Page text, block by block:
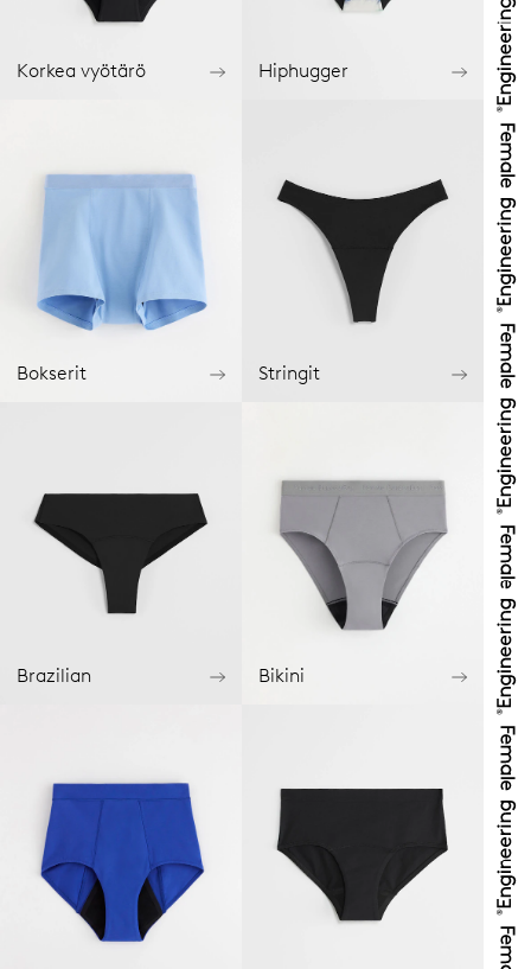
Korkea vyötärö Hiphugger
Bokserit Stringit
Brazilian Bikini